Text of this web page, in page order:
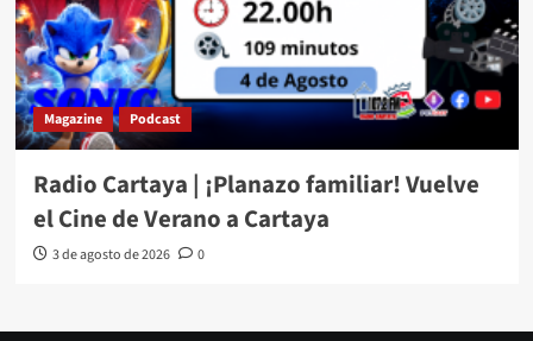
Magazine Podcast
Radio Cartaya | ¡Planazo familiar! Vuelve
el Cine de Verano a Cartaya
3 de agosto de 2026 0